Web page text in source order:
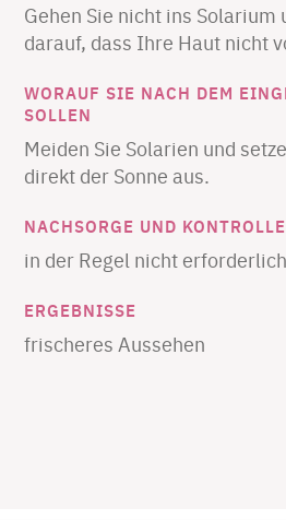
Gehen Sie nicht ins Solarium
darauf, dass Ihre Haut nicht
​WORAUF SIE NACH DEM
SOLLEN
Meiden Sie Solarien und
direkt der Sonne aus.
​NACHSORGE UND KONTROLLE
in der Regel nicht erforderlich
​ERGEBNISSE
frischeres Aussehen